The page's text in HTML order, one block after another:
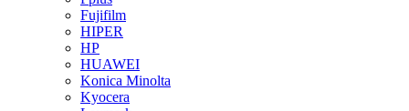
Fujifilm
HIPER
HP
HUAWEI
Konica Minolta
Kyocera